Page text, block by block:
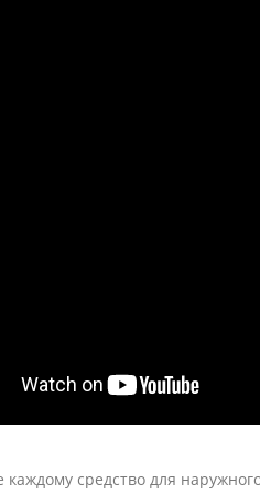
каждому средство для